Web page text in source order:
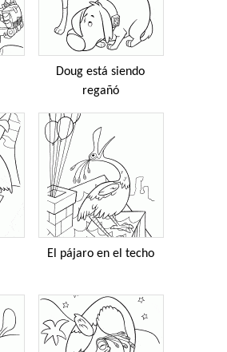
Doug está siendo
regañó
El pájaro en el techo